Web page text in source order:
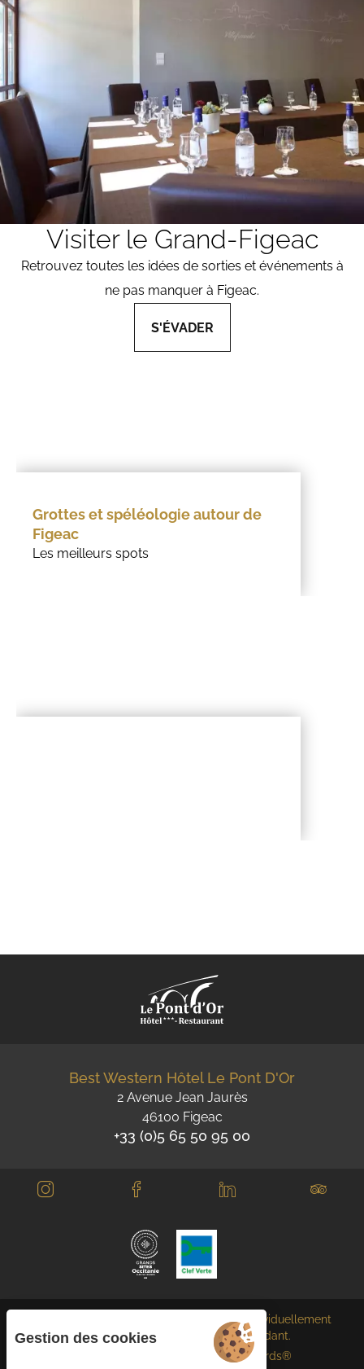
Grottes et spéléologie autour de
Figeac
Les meilleurs spots
Visiter le Grand-Figeac
Retrouvez toutes les idées de sorties et événements à
ne pas manquer à Figeac.
S'ÉVADER
Best Western Hôtel Le Pont D'Or
2 Avenue Jean Jaurès
46100 Figeac
+33 (0)5 65 50 95 00
Chaque établissement BWH Hotels est individuellement
exploité par un propriétaire indépendant.
Best Western Rewards®
Gestion des cookies